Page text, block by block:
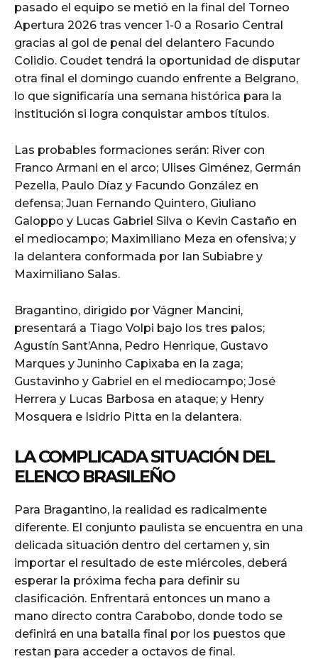
pasado el equipo se metió en la final del Torneo
Apertura 2026 tras vencer 1-0 a Rosario Central
gracias al gol de penal del delantero Facundo
Colidio. Coudet tendrá la oportunidad de disputar
otra final el domingo cuando enfrente a Belgrano,
lo que significaría una semana histórica para la
institución si logra conquistar ambos títulos.
Las probables formaciones serán: River con
Franco Armani en el arco; Ulises Giménez, Germán
Pezella, Paulo Díaz y Facundo González en
defensa; Juan Fernando Quintero, Giuliano
Galoppo y Lucas Gabriel Silva o Kevin Castaño en
el mediocampo; Maximiliano Meza en ofensiva; y
la delantera conformada por Ian Subiabre y
Maximiliano Salas.
Bragantino, dirigido por Vágner Mancini,
presentará a Tiago Volpi bajo los tres palos;
Agustín Sant’Anna, Pedro Henrique, Gustavo
Marques y Juninho Capixaba en la zaga;
Gustavinho y Gabriel en el mediocampo; José
Herrera y Lucas Barbosa en ataque; y Henry
Mosquera e Isidrio Pitta en la delantera.
LA COMPLICADA SITUACIÓN DEL
ELENCO BRASILEÑO
Para Bragantino, la realidad es radicalmente
diferente. El conjunto paulista se encuentra en una
delicada situación dentro del certamen y, sin
importar el resultado de este miércoles, deberá
esperar la próxima fecha para definir su
clasificación. Enfrentará entonces un mano a
mano directo contra Carabobo, donde todo se
definirá en una batalla final por los puestos que
restan para acceder a octavos de final.